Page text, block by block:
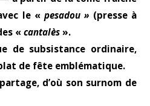
le « pesadou » (presse à
«cantalès ».
de subsistance ordinaire,
de fête emblématique.
d’où son surnom de